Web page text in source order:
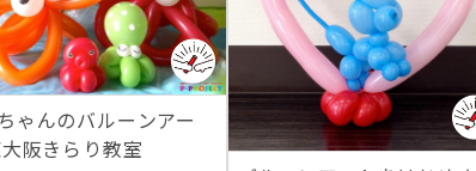
ゃんのバルーンアー
大阪きらり教室